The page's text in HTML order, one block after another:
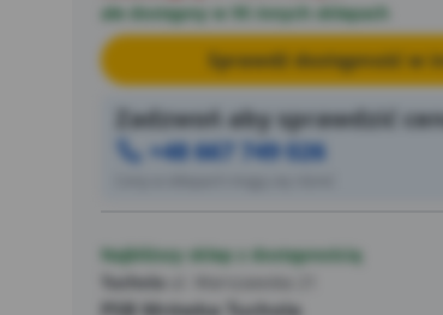
ale dostępny w 95 innych sklepach
Sprawdź dostępność w
Zadzwoń aby sprawdzić
+48 667 749 026
Najbliższy sklep z dostępnością
Tuchola